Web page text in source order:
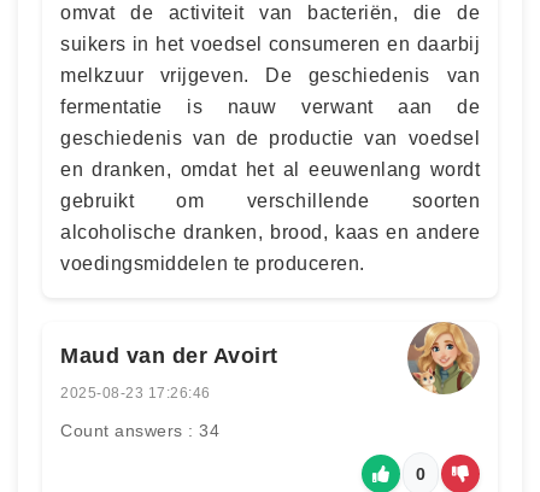
omvat de activiteit van bacteriën, die de
suikers in het voedsel consumeren en daarbij
melkzuur vrijgeven. De geschiedenis van
fermentatie is nauw verwant aan de
geschiedenis van de productie van voedsel
en dranken, omdat het al eeuwenlang wordt
gebruikt om verschillende soorten
alcoholische dranken, brood, kaas en andere
voedingsmiddelen te produceren.
Maud van der Avoirt
2025-08-23 17:26:46
Count answers : 34
0